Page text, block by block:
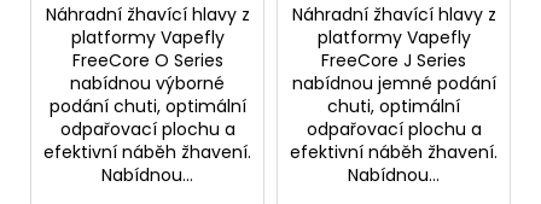
Náhradní žhavící hlavy z
platformy Vapefly
FreeCore O Series
nabídnou výborné
podání chuti, optimální
odpařovací plochu a
efektivní náběh žhavení.
Nabídnou...
Náhradní žhavící hlavy z
platformy Vapefly
FreeCore J Series
nabídnou jemné podání
chuti, optimální
odpařovací plochu a
efektivní náběh žhavení.
Nabídnou...